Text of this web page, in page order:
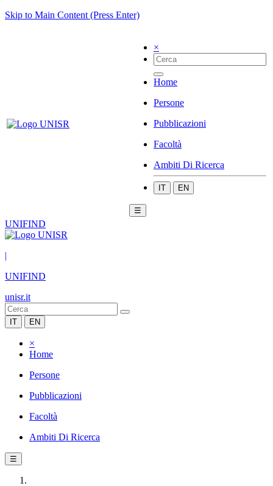
Skip to Main Content (Press Enter)
×
Home
Persone
Pubblicazioni
Facoltà
Ambiti Di Ricerca
IT EN
☰
UNIFIND
|
UNIFIND
unisr.it
IT EN
×
Home
Persone
Pubblicazioni
Facoltà
Ambiti Di Ricerca
☰